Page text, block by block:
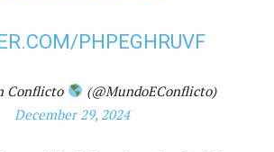
PHPEGHRUVF
Conflicto
(@MundoEConflicto)
December 29, 2024